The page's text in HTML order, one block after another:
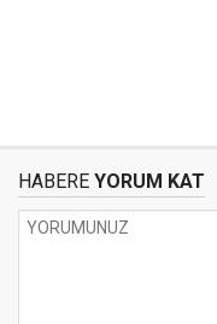
HABERE YORUM KAT